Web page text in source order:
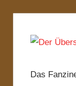
Inhalt
Das